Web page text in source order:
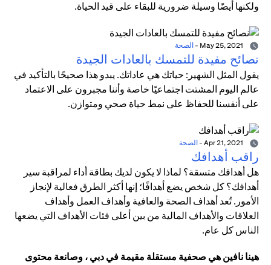
ولكنها أيضًا وسيلة ضرورية للبقاء على قيد الحياة.
- الصحة
نصائح مفيدة للتمسك بالعادات الجيدة
يقول المثل الشهير: حياتك هي عاداتك. يبدو هذا صحيحًا بالتأكيد في
عالم اليوم المشتت اجتماعيًا خاصة وأننا مجبرون على الاعتماد
على أنفسنا للحفاظ على نمط حياة صحي ومتوازن.
- الصحة
راقب أهدافك
هل أهدافك متسقة؟ لماذا لا يكون لديك بطاقة أداء لمراقبة سير
أهدافك؟ كل شخص يضع أهدافًا؛ إنها أكثر الطرق فعالية لإنجاز
الأمور. تُعد أهداف الصحة والعافية وأهداف العمل وأهداف
العلاقات والأهداف المالية من بين أعلى فئات الأهداف التي يضعها
الناس كل عام.
هينا نافين هي صحفية مستقلة مقيمة في دبي ، وصانعة محتوى